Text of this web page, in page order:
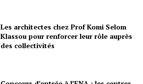
Les architectes chez Prof Komi Selom
Klassou pour renforcer leur rôle auprès
des collectivités